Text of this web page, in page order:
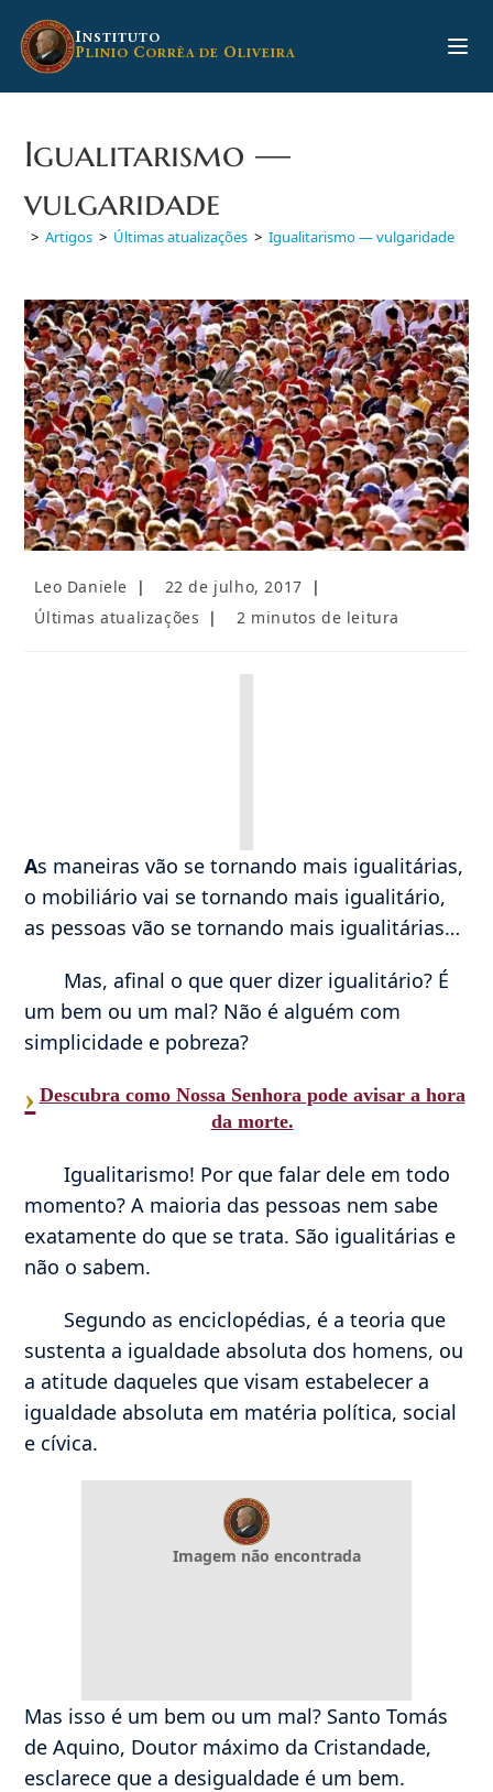
para
INSTITUTO
PLINIO CORRÊA DE OLIVEIRA
Igualitarismo —
vulgaridade
> Artigos > Últimas atualizações > Igualitarismo — vulgaridade
Autor
post:
Leo Daniele
Post
publicado:
22 de julho, 2017
Categoria
Últimas atualizações
Tempo
2 minutos de leitura
As maneiras vão se tornando mais igualitárias,
o mobiliário vai se tornando mais igualitário,
as pessoas vão se tornando mais igualitárias…
Mas, afinal o que quer dizer igualitário? É
um bem ou um mal? Não é alguém com
simplicidade e pobreza?
› Descubra como Nossa Senhora pode avisar a hora
da morte.
Igualitarismo! Por que falar dele em todo
momento? A maioria das pessoas nem sabe
exatamente do que se trata. São igualitárias e
não o sabem.
Segundo as enciclopédias, é a teoria que
sustenta a igualdade absoluta dos homens, ou
a atitude daqueles que visam estabelecer a
igualdade absoluta em matéria política, social
e cívica.
Imagem não encontrada
Mas isso é um bem ou um mal? Santo Tomás
de Aquino, Doutor máximo da Cristandade,
esclarece que a desigualdade é um bem.